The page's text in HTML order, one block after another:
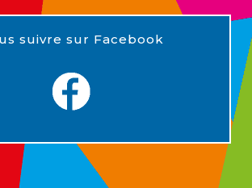
suivre sur Facebook